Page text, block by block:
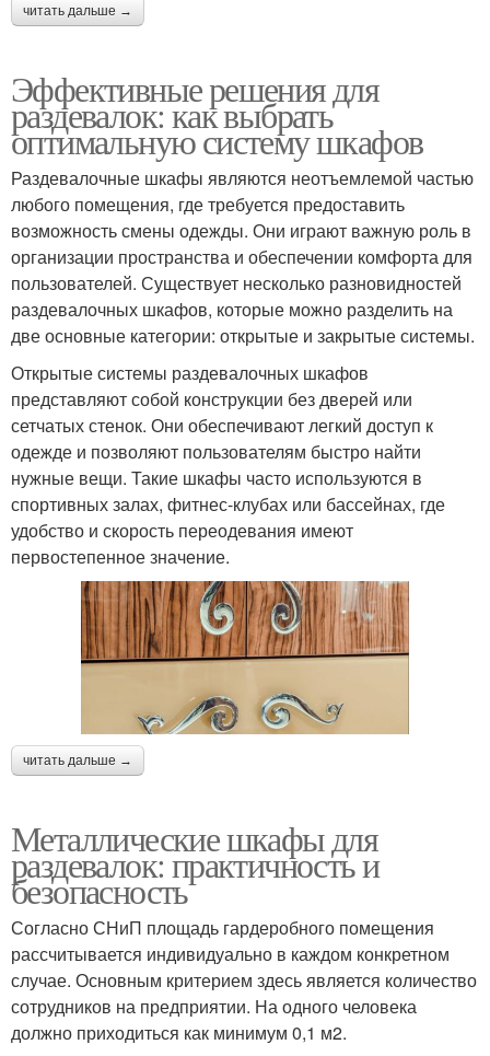
читать дальше →
Эффективные решения для
раздевалок: как выбрать
оптимальную систему шкафов
Раздевалочные шкафы являются неотъемлемой частью
любого помещения, где требуется предоставить
возможность смены одежды. Они играют важную роль в
организации пространства и обеспечении комфорта для
пользователей. Существует несколько разновидностей
раздевалочных шкафов, которые можно разделить на
две основные категории: открытые и закрытые системы.
Открытые системы раздевалочных шкафов
представляют собой конструкции без дверей или
сетчатых стенок. Они обеспечивают легкий доступ к
одежде и позволяют пользователям быстро найти
нужные вещи. Такие шкафы часто используются в
спортивных залах, фитнес-клубах или бассейнах, где
удобство и скорость переодевания имеют
первостепенное значение.
читать дальше →
Металлические шкафы для
раздевалок: практичность и
безопасность
Согласно СНиП площадь гардеробного помещения
рассчитывается индивидуально в каждом конкретном
случае. Основным критерием здесь является количество
сотрудников на предприятии. На одного человека
должно приходиться как минимум 0,1 м2.